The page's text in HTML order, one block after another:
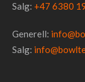
Salg: +47 6380
Generell:
Salg: